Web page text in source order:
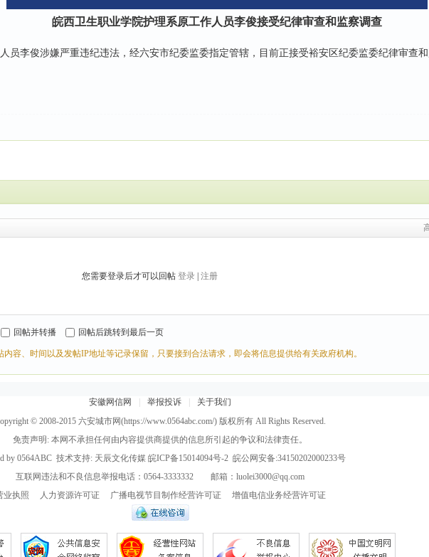
皖西卫生职业学院护理系原工作人员李俊接受纪律审查和监察调查
李俊涉嫌严重违纪违法，经六安市纪委监委指定管辖，目前正接受裕安区纪委监委纪律审查和
您需要登录后才可以回帖 登录| 注册
回帖并转播 回帖后跳转到最后一页
容、时间以及发帖IP地址等记录保留，只要接到合法请求，即会将信息提供给有关政府机构。
安徽网信网 举报投诉
关于我们
© 2008-2015 六安城市网(https://www.0564abc.com/) 版权所有 All Rights Reserved.
免责声明: 本网不承担任何由内容提供商提供的信息所引起的争议和法律责任。
by 0564ABC 技术支持: 天辰文化传媒 皖ICP备15014094号-2 皖公网安备:34150202000233号
互联网违法和不良信息举报电话：0564-3333332 邮箱：luolei3000@qq.com
业执照
人力资源许可证 广播电视节目制作经营许可证 增值电信业务经营许可证